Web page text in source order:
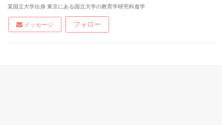
某国立大学出身 東京にある国立大学の教育学研究科進学
メッセージ フォロー